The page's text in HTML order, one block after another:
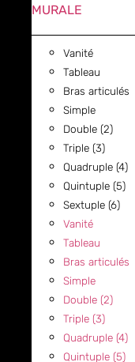
MURALE
Vanité
Tableau
Bras articulés
Simple
Double (2)
Triple (3)
Quadruple (4)
Quintuple (5)
Sextuple (6)
Vanité
Tableau
Bras articulés
Simple
Double (2)
Triple (3)
Quadruple (4)
Quintuple (5)